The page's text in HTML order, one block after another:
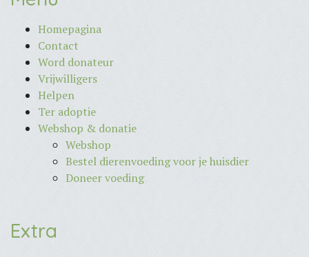
Homepagina
Contact
Word donateur
Vrijwilligers
Helpen
Ter adoptie
Webshop & donatie
Webshop
Bestel dierenvoeding voor je huisdier
Doneer voeding
Extra